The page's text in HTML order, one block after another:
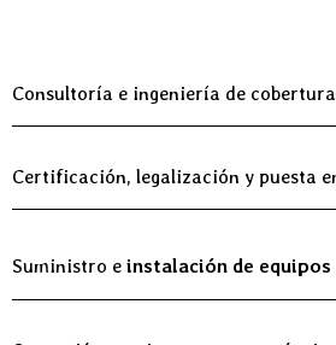
Consultoría e ingeniería de cobertura
Certificación, legalización y puesta
Suministro e instalación de